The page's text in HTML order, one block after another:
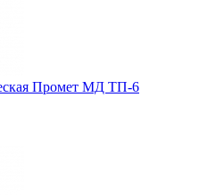
Промет МД ТП-6